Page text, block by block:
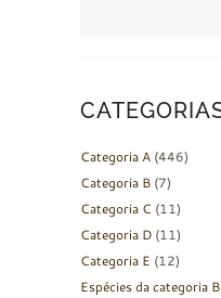
Categoria A (446)
Categoria B (7)
Categoria C (11)
Categoria D (11)
Categoria E (12)
Espécies da categoria B